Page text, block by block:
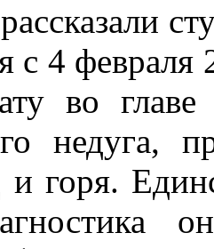
с 4 февраля
во
недуга,
и горя.